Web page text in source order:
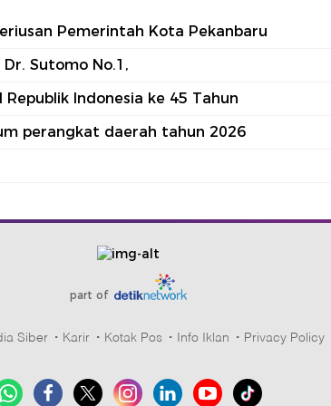
Pemerintah Kota Pekanbaru
Sutomo No.1,
Indonesia ke 45 Tahun
perangkat daerah tahun 2026
part of
Siber Karir Kotak Pos Info Iklan Privacy Policy